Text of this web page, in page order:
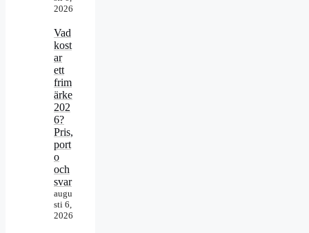
2026
Vad
kost
ar
ett
frim
ärke
202
6?
Pris,
port
o
och
svar
augu
sti 6,
2026